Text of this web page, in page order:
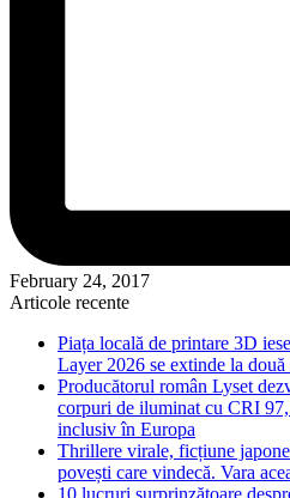
February 24, 2017
Articole recente
Piața locală de printare 3D
Layer 2026 se extinde la
Producătorul român Lyset
corpuri de iluminat cu CRI
inclusiv în Europa
Thrillere virale, ficțiune
povești care vindecă. Vara